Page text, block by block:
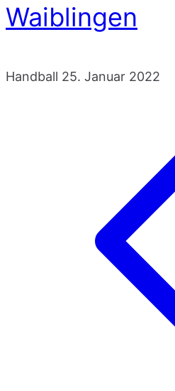
Waiblingen
Handball 25. Januar 2022